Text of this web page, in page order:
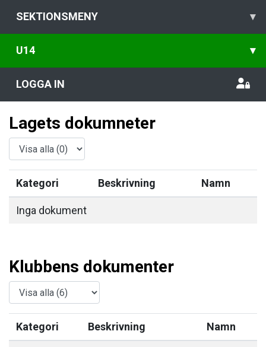
SEKTIONSMENY ▾
U14 ▾
LOGGA IN
Lagets dokumneter
Kategori Beskrivning Namn
Inga dokument
Klubbens dokumenter
Kategori Beskrivning Namn